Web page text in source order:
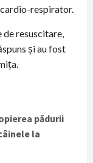
respirator.
resuscitare,
și au fost
pădurii
la